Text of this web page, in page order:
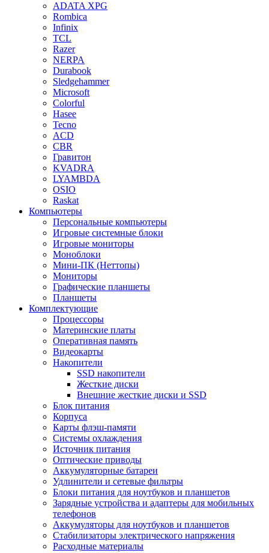
ADATA XPG
Rombica
Infinix
TCL
Razer
NERPA
Durabook
Sledgehammer
Microsoft
Colorful
Hasee
Tecno
ACD
CBR
Гравитон
KVADRA
LYAMBDA
OSIO
Raskat
Компьютеры
Персональные компьютеры
Игровые системные блоки
Игровые мониторы
Моноблоки
Мини-ПК (Неттопы)
Мониторы
Графические планшеты
Планшеты
Комплектующие
Процессоры
Материнские платы
Оперативная память
Видеокарты
Накопители
SSD накопители
Жесткие диски
Внешние жесткие диски и SSD
Блок питания
Корпуса
Карты флэш-памяти
Системы охлаждения
Источник питания
Оптические приводы
Аккумуляторные батареи
Удлинители и сетевые фильтры
Блоки питания для ноутбуков и планшетов
Зарядные устройства и адаптеры для мобильных
телефонов
Аккумуляторы для ноутбуков и планшетов
Стабилизаторы электрического напряжения
Расходные материалы